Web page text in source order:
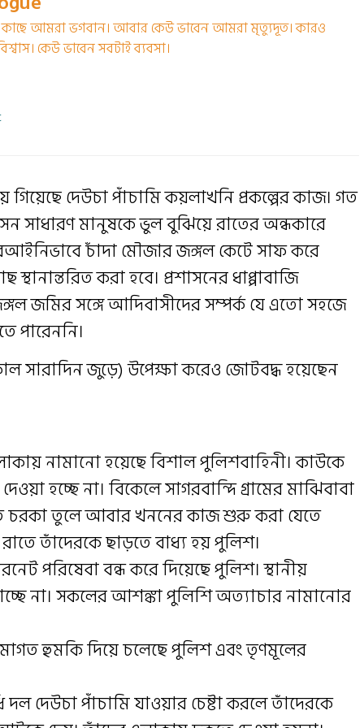
আমরা ভগবান। আবার কেউ ভাবেন আমরা মৃত্যুদূত। কারও
কেউ ভাবেন সবটাই ব্যবসা।
দেউচা পাঁচামি কয়লাখনি প্রকল্পের কাজ। গত
সাধারণ মানুষকে ভুল বুঝিয়ে রাতের অন্ধকারে
চাঁদা মৌজার জঙ্গল কেটে সাফ করে
করা হবে। প্রশাসনের ধাপ্পাবাজি
জমির সঙ্গে আদিবাসীদের সম্পর্ক যে এতো সহজে
পারেননি।
সারাদিন জুড়ে) উপেক্ষা করেও জোটবদ্ধ হয়েছেন
নামানো হয়েছে বিশাল পুলিশবাহিনী। কাউকে
হচ্ছে না। বিকেলে সাগরবান্দি গ্রামের মাঝিবাবা
চরকা তুলে আবার খননের কাজ শুরু করা যেতে
তাঁদেরকে ছাড়তে বাধ্য হয় পুলিশ।
পরিষেবা বন্ধ করে দিয়েছে পুলিশ। স্থানীয়
না। সকলের আশঙ্কা পুলিশি অত্যাচার নামানোর
হুমকি দিয়ে চলেছে পুলিশ এবং তৃণমূলের
দেউচা পাঁচামি যাওয়ার চেষ্টা করলে তাঁদেরকে